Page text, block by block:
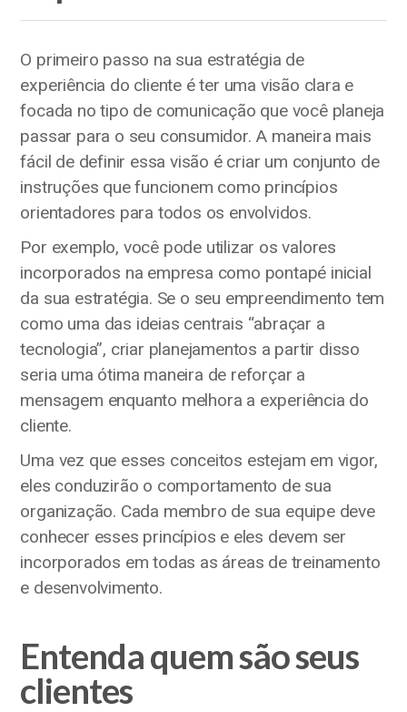
O primeiro passo na sua estratégia de
experiência do cliente é ter uma visão clara e
focada no tipo de comunicação que você planeja
passar para o seu consumidor. A maneira mais
fácil de definir essa visão é criar um conjunto de
instruções que funcionem como princípios
orientadores para todos os envolvidos.
Por exemplo, você pode utilizar os valores
incorporados na empresa como pontapé inicial
da sua estratégia. Se o seu empreendimento tem
como uma das ideias centrais “abraçar a
tecnologia”, criar planejamentos a partir disso
seria uma ótima maneira de reforçar a
mensagem enquanto melhora a experiência do
cliente.
Uma vez que esses conceitos estejam em vigor,
eles conduzirão o comportamento de sua
organização. Cada membro de sua equipe deve
conhecer esses princípios e eles devem ser
incorporados em todas as áreas de treinamento
e desenvolvimento.
Entenda quem são seus
clientes